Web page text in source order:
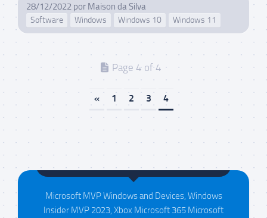
28/12/2022 por Maison da Silva
Software Windows Windows 10 Windows 11
Page 4 of 4
« 1 2 3 4
Maison da Silva
Microsoft MVP Windows and Devices, Windows
Insider MVP 2023, Xbox Microsoft 365 Microsoft